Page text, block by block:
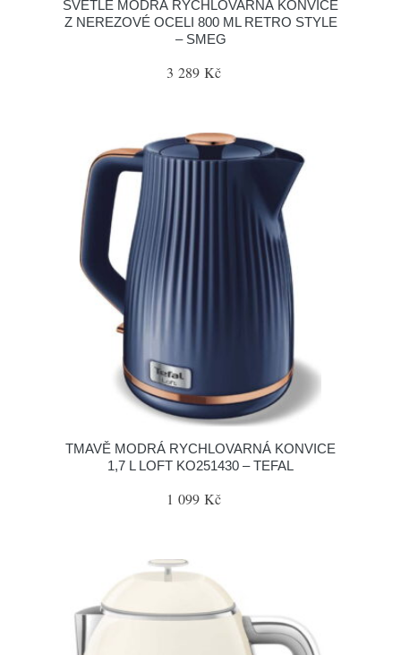
SVĚTLE MODRÁ RYCHLOVARNÁ KONVICE
Z NEREZOVÉ OCELI 800 ML RETRO STYLE
– SMEG
3 289 Kč
TMAVĚ MODRÁ RYCHLOVARNÁ KONVICE
1,7 L LOFT KO251430 – TEFAL
1 099 Kč